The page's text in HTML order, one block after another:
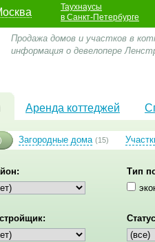
Таухнаусы
в Санкт-Петербурге
Продажа домов и участков в
информация о девелопере
Аренда коттеджей
Загородные дома (15)
Тип